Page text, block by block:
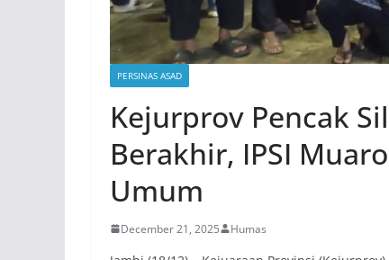
PERSINAS ASAD
Kejurprov Pencak
Berakhir, IPSI
Umum
December 21, 2025 Humas